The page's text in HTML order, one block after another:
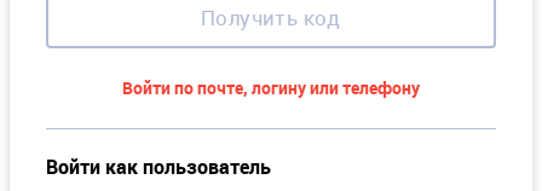
Получить код
Войти по почте, логину или телефону
Войти как пользователь